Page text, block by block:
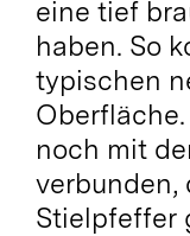
eine tief
haben. So
typischen
noch mit
verbunden,
Stielpfeffer